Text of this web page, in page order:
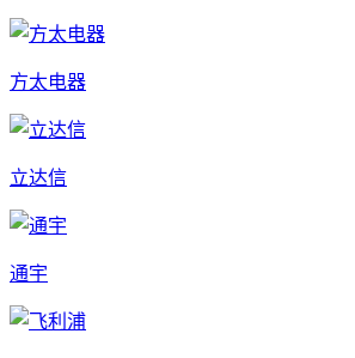
方太电器
立达信
通宇